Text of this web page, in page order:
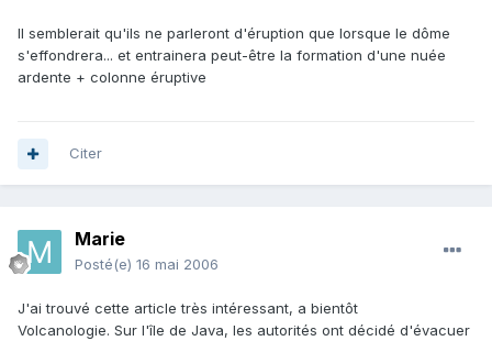
Il semblerait qu'ils ne parleront d'éruption que lorsque le dôme
s'effondrera... et entrainera peut-être la formation d'une nuée
ardente + colonne éruptive
Citer
Marie
Posté(e) 16 mai 2006
J'ai trouvé cette article très intéressant, a bientôt
Volcanologie. Sur l'île de Java, les autorités ont décidé d'évacuer